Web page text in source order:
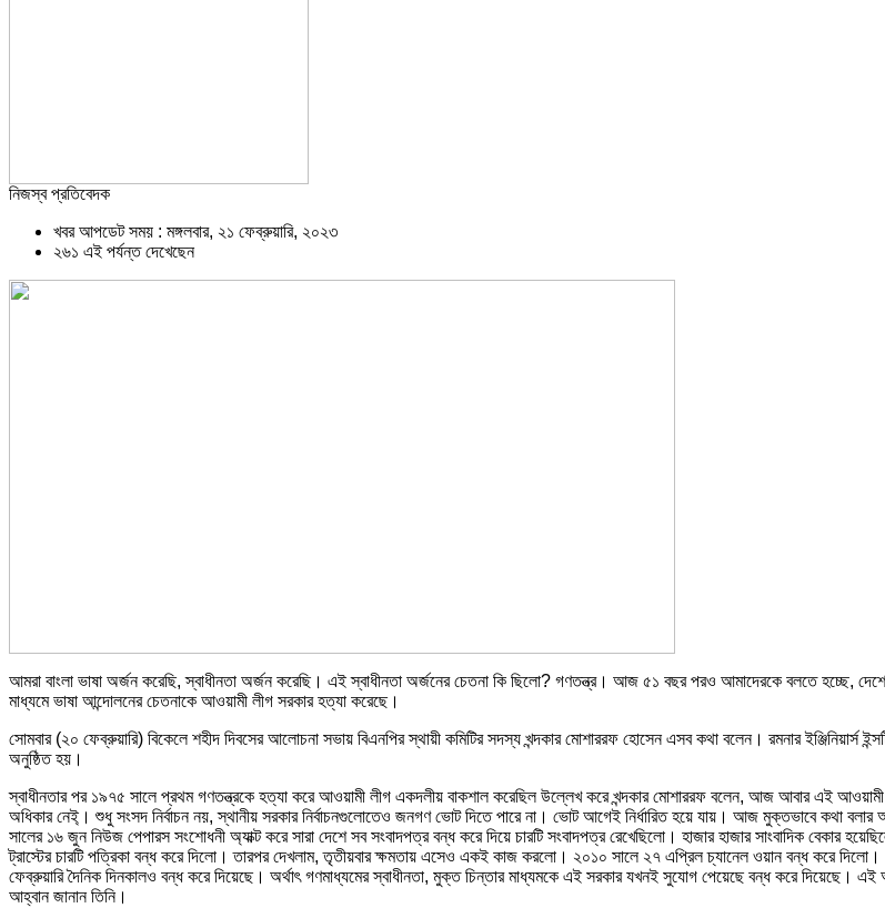
নিজস্ব প্রতিবেদক
খবর আপডেট সময় : মঙ্গলবার, ২১ ফেব্রুয়ারি, ২০২৩
২৬১ এই পর্যন্ত দেখেছেন
আমরা বাংলা ভাষা অর্জন করেছি, স্বাধীনতা অর্জন করেছি। এই স্বাধীনতা অর্জনের চেতনা কি ছিলো? গণতন্ত্র। আজ ৫১ বছর পরও আমাদেরকে বলতে হচ্ছে,
মাধ্যমে ভাষা আন্দোলনের চেতনাকে আওয়ামী লীগ সরকার হত্যা করেছে।
সোমবার (২০ ফেব্রুয়ারি) বিকেলে শহীদ দিবসের আলোচনা সভায় বিএনপির স্থায়ী কমিটির সদস্য খন্দকার মোশাররফ হোসেন এসব কথা বলেন। রমনার
অনুষ্ঠিত হয়।
স্বাধীনতার পর ১৯৭৫ সালে প্রথম গণতন্ত্রকে হত্যা করে আওয়ামী লীগ একদলীয় বাকশাল করেছিল উল্লেখ করে খন্দকার মোশাররফ বলেন, আজ আবার এই
অধিকার নেই্। শুধু সংসদ নির্বাচন নয়, স্থানীয় সরকার নির্বাচনগুলোতেও জনগণ ভোট দিতে পারে না। ভোট আগেই নির্ধারিত হয়ে যায়। আজ মুক্তভাবে কথা
সালের ১৬ জুন নিউজ পেপারস সংশোধনী অ্যাক্ট করে সারা দেশে সব সংবাদপত্র বন্ধ করে দিয়ে চারটি সংবাদপত্র রেখেছিলো। হাজার হাজার সাংবাদিক বেকার
ট্রাস্টের চারটি পত্রিকা বন্ধ করে দিলো। তারপর দেখলাম, তৃতীয়বার ক্ষমতায় এসেও একই কাজ করলো। ২০১০ সালে ২৭ এপ্রিল চ্যানেল ওয়ান বন্ধ করে
ফেব্রুয়ারি দৈনিক দিনকালও বন্ধ করে দিয়েছে। অর্থাৎ গণমাধ্যমের স্বাধীনতা, মুক্ত চিন্তার মাধ্যমকে এই সরকার যখনই সুযোগ পেয়েছে বন্ধ করে
আহ্বান জানান তিনি।